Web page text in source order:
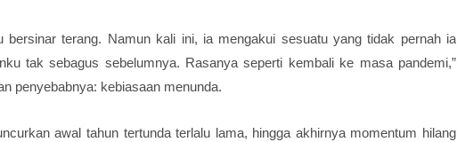
bersinar terang. Namun kali ini, ia mengakui sesuatu yang tidak pernah ia
tak sebagus sebelumnya. Rasanya seperti kembali ke masa pandemi,”
penyebabnya: kebiasaan menunda.
awal tahun tertunda terlalu lama, hingga akhirnya momentum hilang